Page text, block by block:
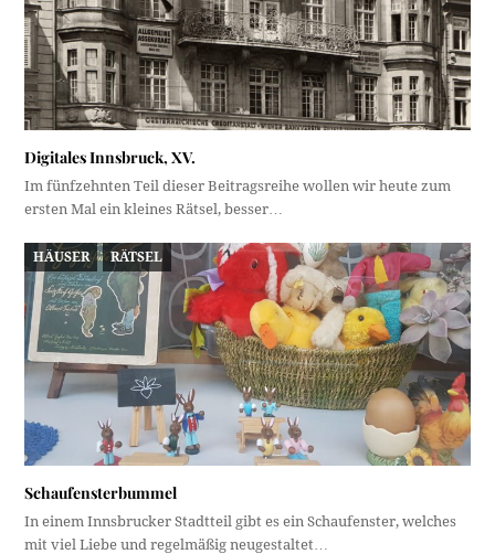
Digitales Innsbruck, XV.
Im fünfzehnten Teil dieser Beitragsreihe wollen wir heute zum
ersten Mal ein kleines Rätsel, besser…
HÄUSER RÄTSEL
Schaufensterbummel
In einem Innsbrucker Stadtteil gibt es ein Schaufenster, welches
mit viel Liebe und regelmäßig neugestaltet…